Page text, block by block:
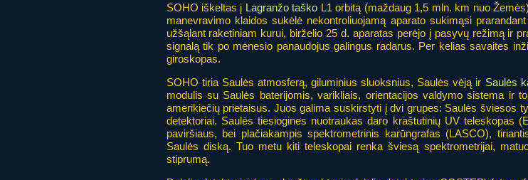
SOHO iškeltas į Lagranžo taško L1 orbitą (maždaug 1,5 mln. km nuo
manevravimo klaidos sukėlė nekontroliuojamą aparato sukimąsi
užšąlant raketiniam kurui, birželio 25 d. aparatas perėjo į pasyvų režimą ir
signalą tik po mėnesio panaudojus galingus radarus. Per kelias savaites
giroskopas.
SOHO tiria Saulės atmosferą, giluminius sluoksnius, Saulės vėją ir Saulės
modulis su Saulės baterijomis, varikliais, orientacijos valdymo sistema ir
amerikiečių prietaisus. Juos galima suskirstyti į dvi grupes: Saulės šviesos
detektoriai. Saulės tiesiogines nuotraukas daro kraštutinių UV teleskopas
paviršiaus, bei plačiakampis spektrometrinis karūngrafas (LASCO),
Saulės diską. Tuo metu kiti teleskopai renka šviesą spektrometrijai,
stiprumą.